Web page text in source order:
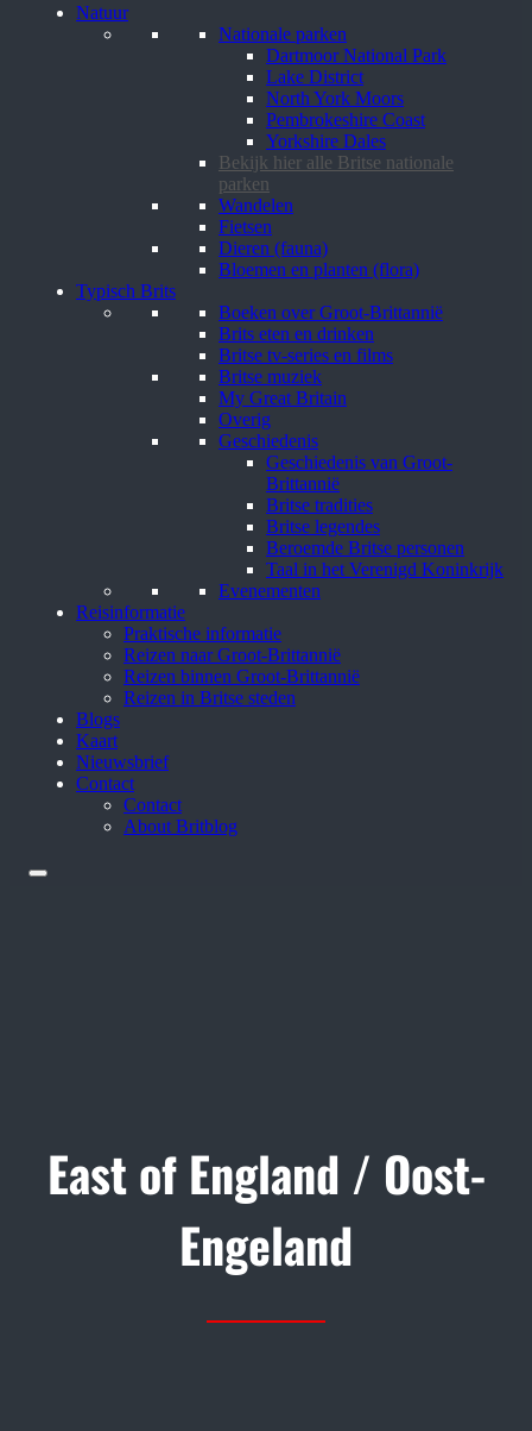
Natuur
Nationale parken
Dartmoor National Park
Lake District
North York Moors
Pembrokeshire Coast
Yorkshire Dales
Bekijk hier alle Britse nationale
parken
Wandelen
Fietsen
Dieren (fauna)
Bloemen en planten (flora)
Typisch Brits
Boeken over Groot-Brittannië
Brits eten en drinken
Britse tv-series en films
Britse muziek
My Great Britain
Overig
Geschiedenis
Geschiedenis van Groot-
Brittannië
Britse tradities
Britse legendes
Beroemde Britse personen
Taal in het Verenigd Koninkrijk
Evenementen
Reisinformatie
Praktische informatie
Reizen naar Groot-Brittannië
Reizen binnen Groot-Brittannië
Reizen in Britse steden
Blogs
Kaart
Nieuwsbrief
Contact
Contact
About Britblog
East of England / Oost-
Engeland